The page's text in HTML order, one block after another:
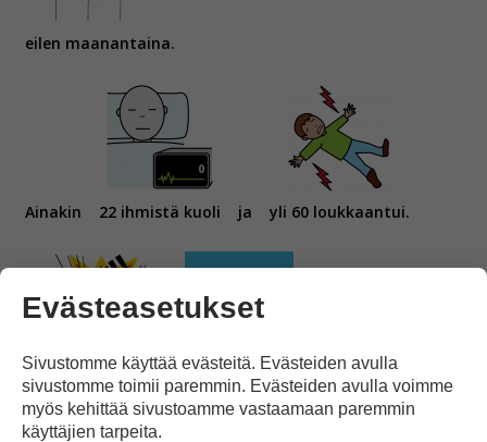
eilen maanantaina.
Ainakin 22 ihmistä kuoli ja yli 60 loukkaantui.
Räjähdys tapahtui konsertissa, jossa oli
Evästeasetukset
Sivustomme käyttää evästeitä. Evästeiden avulla
sivustomme toimii paremmin. Evästeiden avulla voimme
myös kehittää sivustoamme vastaamaan paremmin
käyttäjien tarpeita.